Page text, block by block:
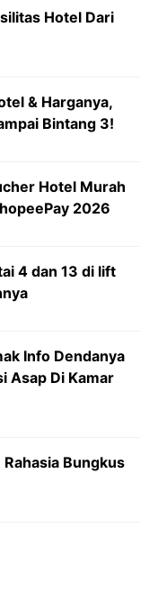
Hotel Dari
& Harganya,
Bintang 3!
Hotel Murah
2026
4 dan 13 di lift
Info Dendanya
Asap Di Kamar
Bungkus